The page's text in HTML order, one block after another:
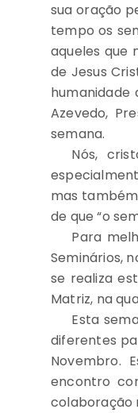
sua oração
tempo os
aqueles que
de Jesus
humanidade
Azevedo,
semana.
Nós,
mas
de que “o
Para
Seminários,
se realiza
Matriz, na
Esta
diferentes
Novembro.
encontro
colaboração